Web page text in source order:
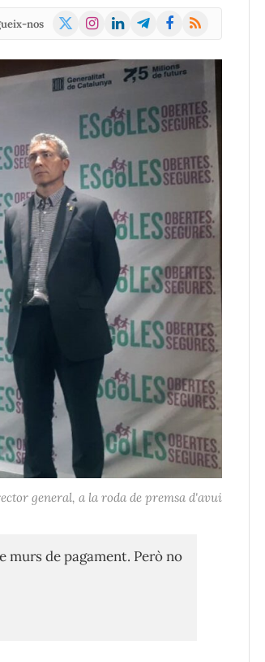
nos
X
Instagram
LinkedInTelegramFacebook
RSS
general, a la roda de premsa d'avui
murs de pagament. Però no